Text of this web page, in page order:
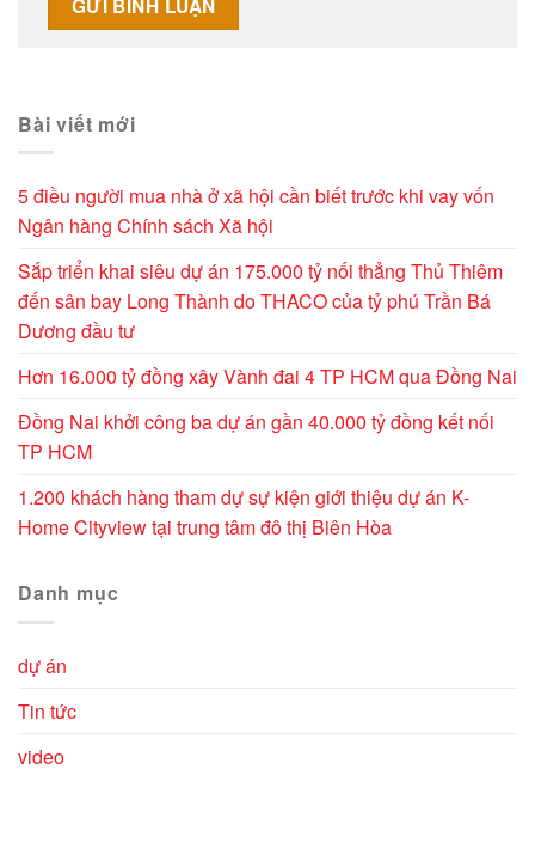
Bài viết mới
5 điều người mua nhà ở xã hội cần biết trước khi vay vốn
Ngân hàng Chính sách Xã hội
Sắp triển khai siêu dự án 175.000 tỷ nối thẳng Thủ Thiêm
đến sân bay Long Thành do THACO của tỷ phú Trần Bá
Dương đầu tư
Hơn 16.000 tỷ đồng xây Vành đai 4 TP HCM qua Đồng Nai
Đồng Nai khởi công ba dự án gần 40.000 tỷ đồng kết nối
TP HCM
1.200 khách hàng tham dự sự kiện giới thiệu dự án K-
Home Cityview tại trung tâm đô thị Biên Hòa
Danh mục
dự án
Tin tức
video